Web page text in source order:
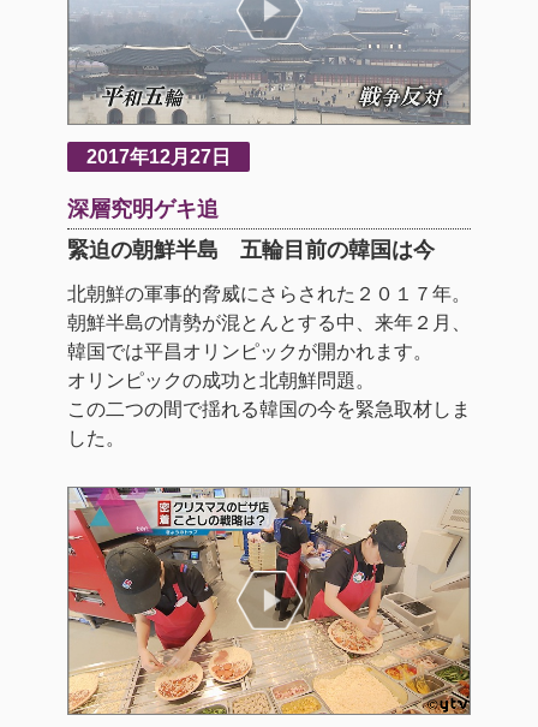
2017年12月27日
深層究明ゲキ追
緊迫の朝鮮半島 五輪目前の韓国は今
北朝鮮の軍事的脅威にさらされた２０１７年。
朝鮮半島の情勢が混とんとする中、来年２月、
韓国では平昌オリンピックが開かれます。
オリンピックの成功と北朝鮮問題。
この二つの間で揺れる韓国の今を緊急取材しま
した。